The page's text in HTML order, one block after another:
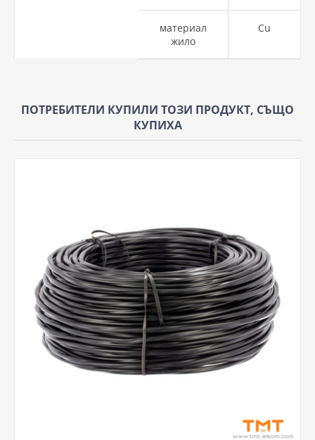
материал
жило
Cu
ПОТРЕБИТЕЛИ КУПИЛИ ТОЗИ ПРОДУКТ, СЪЩО
КУПИХА